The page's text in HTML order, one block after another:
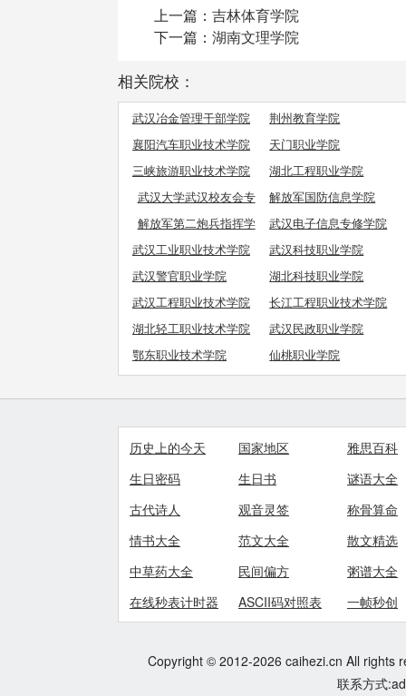
上一篇： 吉林体育学院
下一篇： 湖南文理学院
相关院校：
武汉冶金管理干部学院
荆州教育学院
襄阳汽车职业技术学院
天门职业学院
三峡旅游职业技术学院
湖北工程职业学院
武汉大学武汉校友会专
修学院
解放军国防信息学院
解放军第二炮兵指挥学
院
武汉电子信息专修学院
武汉工业职业技术学院
武汉科技职业学院
武汉警官职业学院
湖北科技职业学院
武汉工程职业技术学院
长江工程职业技术学院
湖北轻工职业技术学院
武汉民政职业学院
鄂东职业技术学院
仙桃职业学院
历史上的今天 国家地区
雅思百科
生日密码
生日书
谜语大全
古代诗人
观音灵签
称骨算命
情书大全
范文大全
散文精选
中草药大全
民间偏方
粥谱大全
在线秒表计时器
ASCII码对照表 一帧秒创
Copyright © 2012-2026 caihezi.cn All rights
联系方式